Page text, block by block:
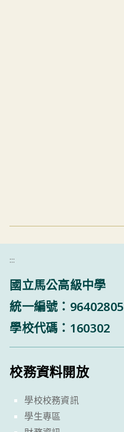
:::
國立馬公高級中學
統一編號：96402805
學校代碼：160302
校務資料開放
學校校務資訊
學生專區